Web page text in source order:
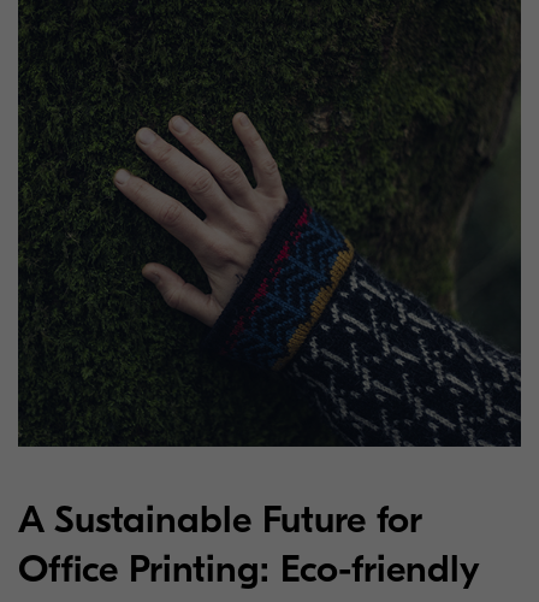
A Sustainable Future for
Office Printing: Eco-friendly